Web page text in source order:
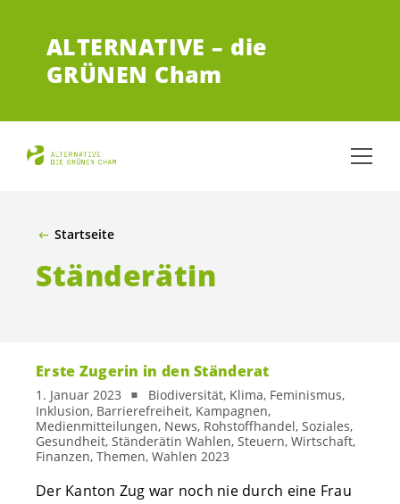
ALTERNATIVE – die
GRÜNEN Cham
Startseite
Ständerätin
Erste Zugerin in den Ständerat
1. Januar 2023
Biodiversität, Klima, Feminismus,
Inklusion, Barrierefreiheit, Kampagnen,
Medienmitteilungen, News, Rohstoffhandel, Soziales,
Gesundheit, Ständerätin Wahlen, Steuern, Wirtschaft,
Finanzen, Themen, Wahlen 2023
Der Kanton Zug war noch nie durch eine Frau